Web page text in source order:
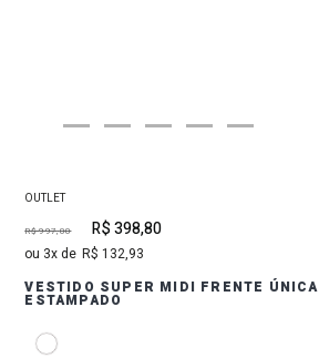
OUTLET
R$ 997,00 R$ 398,80
3 R$ 132,93
VESTIDO SUPER MIDI FRENTE ÚNICA
ESTAMPADO